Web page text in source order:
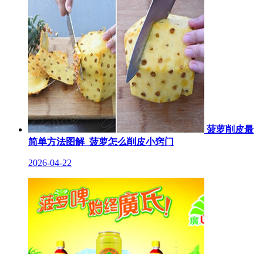
菠萝削皮最
简单方法图解_菠萝怎么削皮小窍门
2026-04-22